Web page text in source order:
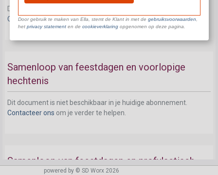
Dit document is niet beschikbaar in je huidige abonnement.
Contacteer onsom je verder te helpen.
Samenloop van feestdagen en voorlopige
hechtenis
Dit document is niet beschikbaar in je huidige abonnement.
Contacteer ons om je verder te helpen.
Samenloop van feestdagen en profylactisch
powered by © SD Worx 2026
Door gebruik te maken van Ella, stemt de Klant in met de gebruiksvoorwaarden
het privacy statementen de cookieverklaringopgenomen op deze pagina.